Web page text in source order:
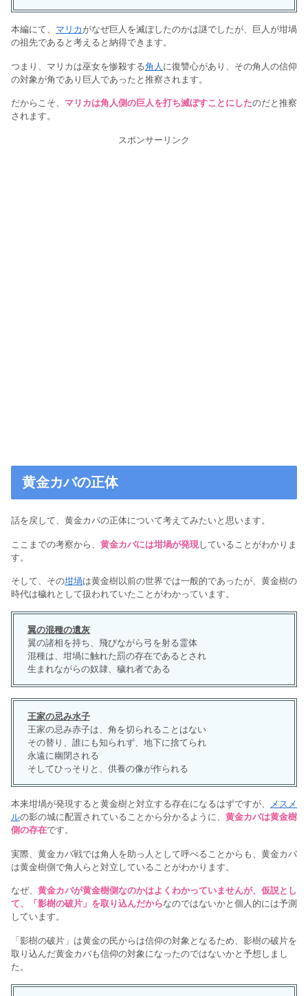
本編にて、 マリカ がなぜ巨人を滅ぼしたのかは謎でしたが、巨人が坩堝
の祖先であると考えると納得できます。
つまり、マリカは巫女を惨殺する角人 に復讐心があり、その角人の信仰
の対象が角であり巨人であったと推察されます。
だからこそ、 マリカは角人側の巨人を打ち滅ぼすことにしたのだと推察
されます。
スポンサーリンク
黄金カバの正体
話を戻して、黄金カバの正体について考えてみたいと思います。
ここまでの考察から、 黄金カバには坩堝が発現していることがわかりま
す。
そして、その坩堝は黄金樹以前の世界では一般的であったが、黄金樹の
時代は穢れとして扱われていたことがわかっています。
翼の混種の遺灰
翼の諸相を持ち、飛びながら弓を射る霊体
混種は、坩堝に触れた罰の存在であるとされ
生まれながらの奴隷、穢れ者である
王家の忌み水子
王家の忌み赤子は、角を切られることはない
その替り、誰にも知られず、地下に捨てられ
永遠に幽閉される
そしてひっそりと、供養の像が作られる
本来坩堝が発現すると黄金樹と対立する存在になるはずですが、
メスメ
ルの影の城に配置されていることから分かるように、 黄金カバは黄金樹
側の存在です。
実際、黄金カバ戦では角人を助っ人として呼べることからも、黄金カバ
は黄金樹側で角人らと対立していることがわかります。
なぜ、 黄金カバが黄金樹側なのかはよくわかっていませんが、仮説とし
て、「影樹の破片」を取り込んだからなのではないかと個人的には予測
しています。
「影樹の破片」は黄金の民からは信仰の対象となるため、影樹の破片を
取り込んだ黄金カバも信仰の対象になったのではないかと予想しまし
た。